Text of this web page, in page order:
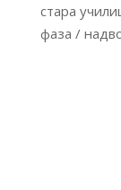
стара
фаза /